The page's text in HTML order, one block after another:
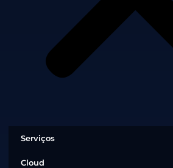
Serviços
Cloud